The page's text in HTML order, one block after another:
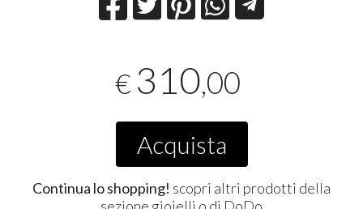
€ 310,00
Acquista
Continua lo shopping! scopri altri prodotti della